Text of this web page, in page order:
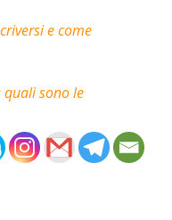
e come
sono le